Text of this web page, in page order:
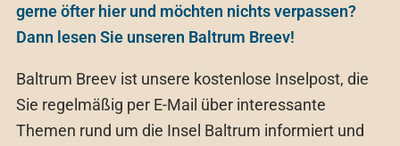
gerne öfter hier und möchten nichts verpassen?
Dann lesen Sie unseren Baltrum Breev!
Baltrum Breev ist unsere kostenlose Inselpost, die
Sie regelmäßig per E-Mail über interessante
Themen rund um die Insel Baltrum informiert und